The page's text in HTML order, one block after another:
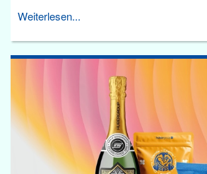
Weiterlesen...